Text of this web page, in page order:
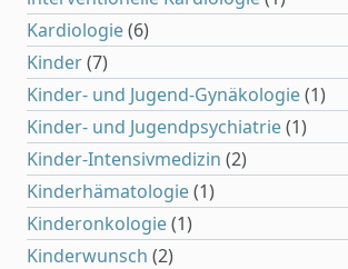
Kardiologie(6)
Kinder(7)
Kinder- und Jugend-Gynäkologie(1)
Kinder- und Jugendpsychiatrie(1)
Kinder-Intensivmedizin (2)
Kinderhämatologie(1)
Kinderonkologie(1)
Kinderwunsch (2)